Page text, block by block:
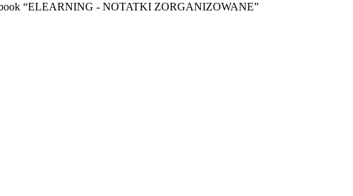
“ELEARNING - NOTATKI ZORGANIZOWANE”